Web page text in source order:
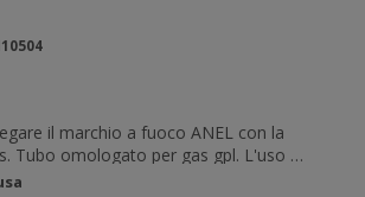
il marchio a fuoco ANEL con la
Tubo omologato per gas gpl. L'uso di
necessita dell'attrezzatura